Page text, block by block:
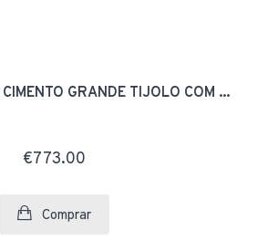
GRANDE TIJOLO COM ...
€773.00
Comprar